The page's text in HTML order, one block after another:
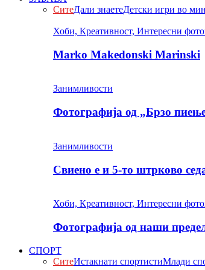
СитеДали знаетеДетски игри во
Хоби, Креативност, Интересни
Marko Makedonski Marinski
Занимливости
Фотографија од „Брзо
Занимливости
Свиено е и 5-то штрково
Хоби, Креативност, Интересни
Фотографија од наши
СПОРТ
СитеИстакнати спортистиМлади